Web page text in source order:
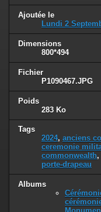
Ajoutée le
Lundi 2
Dimensions
800*494
Fichier
P1090467.JPG
Poids
283 Ko
Tags
2024, anciens
ceremonie
commonwealth,
porte-drapeau
Albums